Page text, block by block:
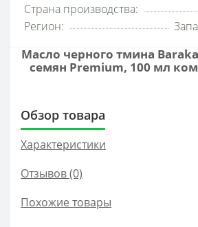
Страна производства:
Регион:
Масло черного тмина
семян Premium, 100 мл
Обзор товара
Характеристики
Отзывов (0)
Похожие товары